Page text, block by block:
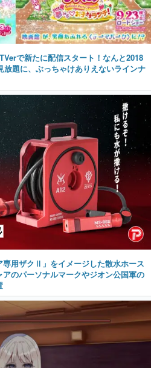
で新たに配信スタート！なんと2018
題に、ぶっちゃけありえないラインナ
専用ザクⅡ」をイメージした散水ホース
のパーソナルマークやジオン公国軍の